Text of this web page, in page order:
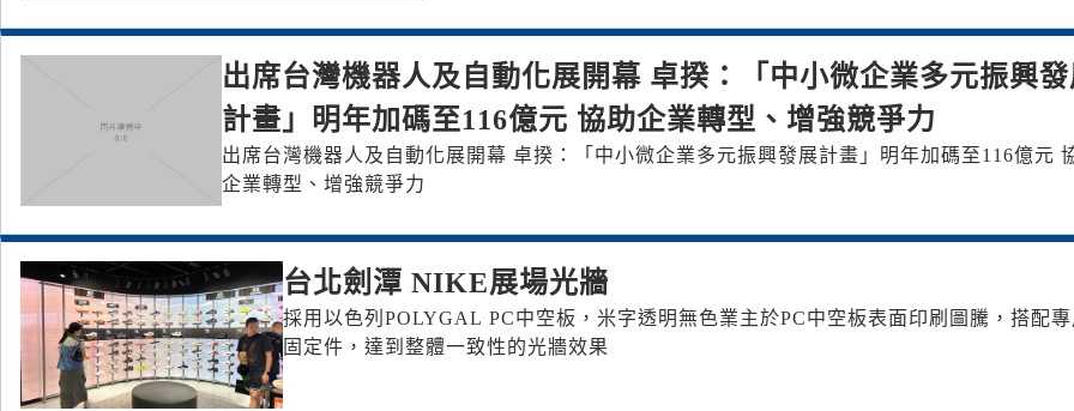
出席台灣機器人及自動化展開幕 卓揆：「中小微企業多元振興
計畫」明年加碼至116億元 協助企業轉型、增強競爭力
出席台灣機器人及自動化展開幕 卓揆：「中小微企業多元振興發展計畫」明年加碼至116億元
企業轉型、增強競爭力
台北劍潭 NIKE展場光牆
採用以色列POLYGAL PC中空板，米字透明無色 業主於PC中空板表面印刷圖騰，搭配
固定件，達到整體一致性的光牆效果